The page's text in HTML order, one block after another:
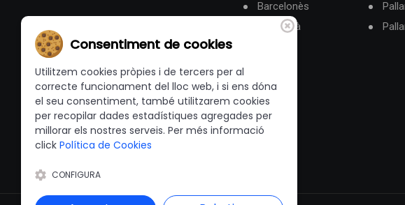
Barcelonès
Berguedà
Consentiment de cookies
Utilitzem cookies pròpies i de tercers per al
correcte funcionament del lloc web, i si ens dóna
el seu consentiment, també utilitzarem cookies
per recopilar dades estadístiques agregades per
millorar els nostres serveis. Per més informació
click Política de Cookies
CONFIGURA